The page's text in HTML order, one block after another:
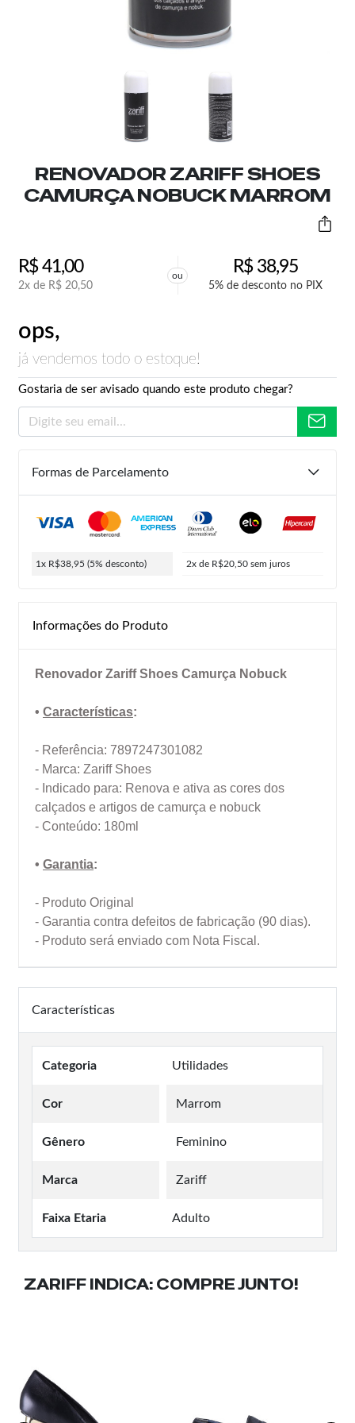
RENOVADOR ZARIFF SHOES
CAMURÇA NOBUCK MARROM
R$41,00
2x de R$ 20,50
ou R$38,95
5% de desconto no PIX
ops,
já vendemos todo o estoque!
Gostaria de ser avisado quando este produto chegar?
Formas de Parcelamento
1x R$38,95 (5% desconto) 2x de R$20,50 sem juros
Informações do Produto
Renovador Zariff Shoes Camurça Nobuck
• Características:
- Referência: 7897247301082
- Marca: Zariff Shoes
- Indicado para: Renova e ativa as cores dos
calçados e artigos de camurça e nobuck
- Conteúdo: 180ml
• Garantia:
- Produto Original
- Garantia contra defeitos de fabricação (90 dias).
- Produto será enviado com Nota Fiscal.
Características
Categoria Utilidades
Cor Marrom
Gênero Feminino
Marca Zariff
Faixa Etaria Adulto
ZARIFF INDICA: COMPRE JUNTO!